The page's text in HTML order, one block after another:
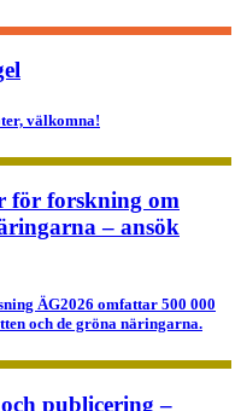
välkomna!
för forskning om
– ansök
ÄG2026 omfattar 500 000
och de gröna näringarna.
publicering –